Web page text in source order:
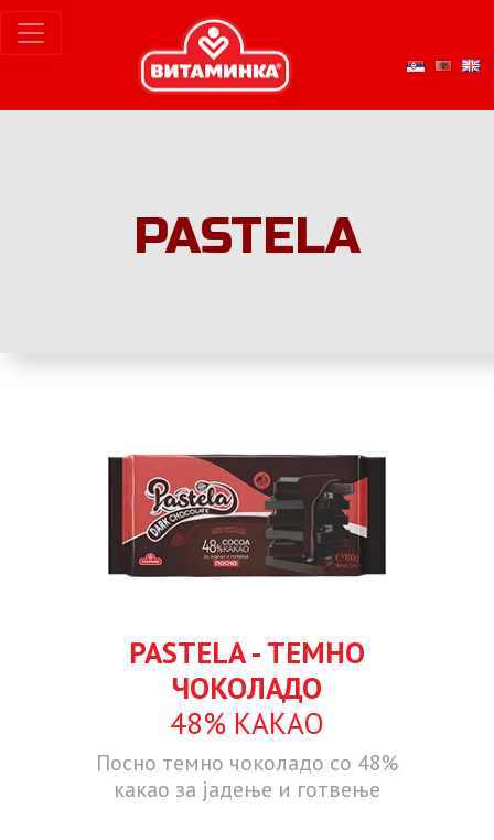
PASTELA
PASTELA - ТЕМНО
ЧОКОЛАДО
48% КАКАО
Посно темно чоколадо со 48%
какао за јадење и готвење